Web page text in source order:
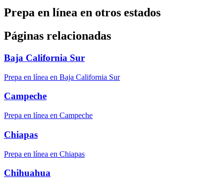
Prepa en línea en otros estados
Páginas relacionadas
Baja California Sur
Prepa en línea en Baja California Sur
Campeche
Prepa en línea en Campeche
Chiapas
Prepa en línea en Chiapas
Chihuahua